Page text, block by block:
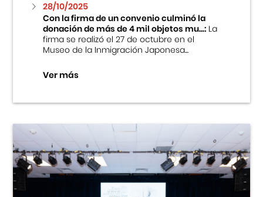
28/10/2025
Con la firma de un convenio culminó la
donación de más de 4 mil objetos mu...:La
firma se realizó el 27 de octubre en el
Museo de la Inmigración Japonesa...
Ver más